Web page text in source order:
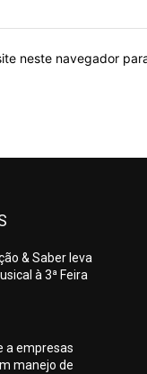
neste navegador
& Saber leva
à 3ª Feira
a empresas
manejo de